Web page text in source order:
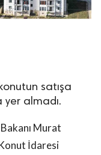
satışa
yer almadı.
Murat
İdaresi